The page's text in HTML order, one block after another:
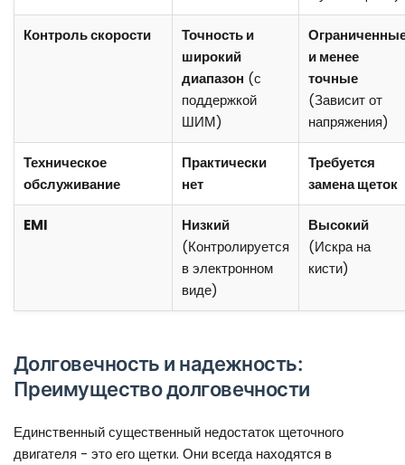
Контроль скорости
Точность и
широкий
диапазон (с
поддержкой
ШИМ)
и менее
точные
(Зависит от
напряжения)
Техническое
обслуживание
Практически
нет
Требуется
замена щеток
EMI
Низкий
(Контролируется
в электронном
виде)
Высокий
(Искра на
кисти)
Долговечность и надежность:
Преимущество долговечности
Единственный существенный недостаток щеточного
двигателя - это его щетки. Они всегда находятся в